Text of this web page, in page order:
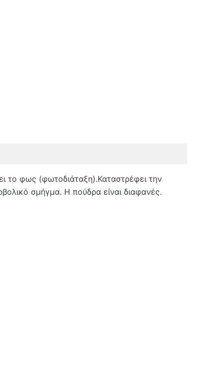
το φως (φωτοδιάταξη).Καταστρέφει την
σμήγμα. Η πούδρα είναι διαφανές.